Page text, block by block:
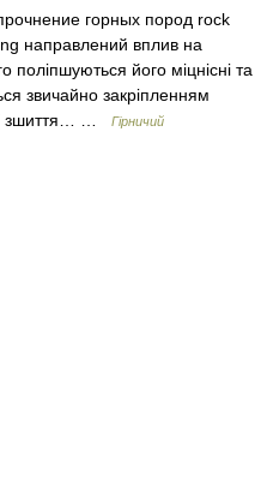
горных пород rock
направлений вплив на
поліпшуються його міцнісні та
звичайно закріпленням
( зшиття… …
Гірничий